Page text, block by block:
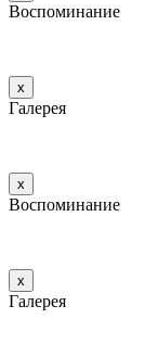
Воспоминание
х
Галерея
х
Воспоминание
х
Галерея